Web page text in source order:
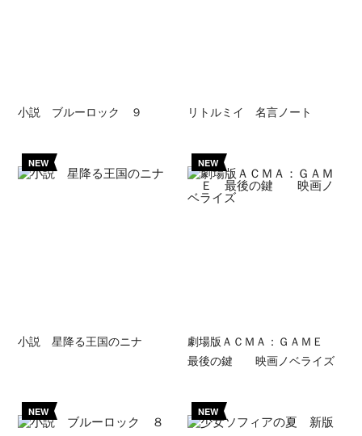
小説 ブルーロック ９ リトルミイ 名言ノート
NEW
小説 星降る王国のニナ
NEW
劇場版ＡＣＭＡ：ＧＡＭＥ
最後の鍵 映画ノベライズ
NEW NEW